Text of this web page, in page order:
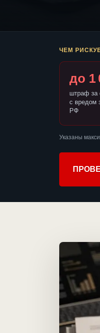
ЧЕМ
до 1
штраф за
с вредом
РФ
Указаны